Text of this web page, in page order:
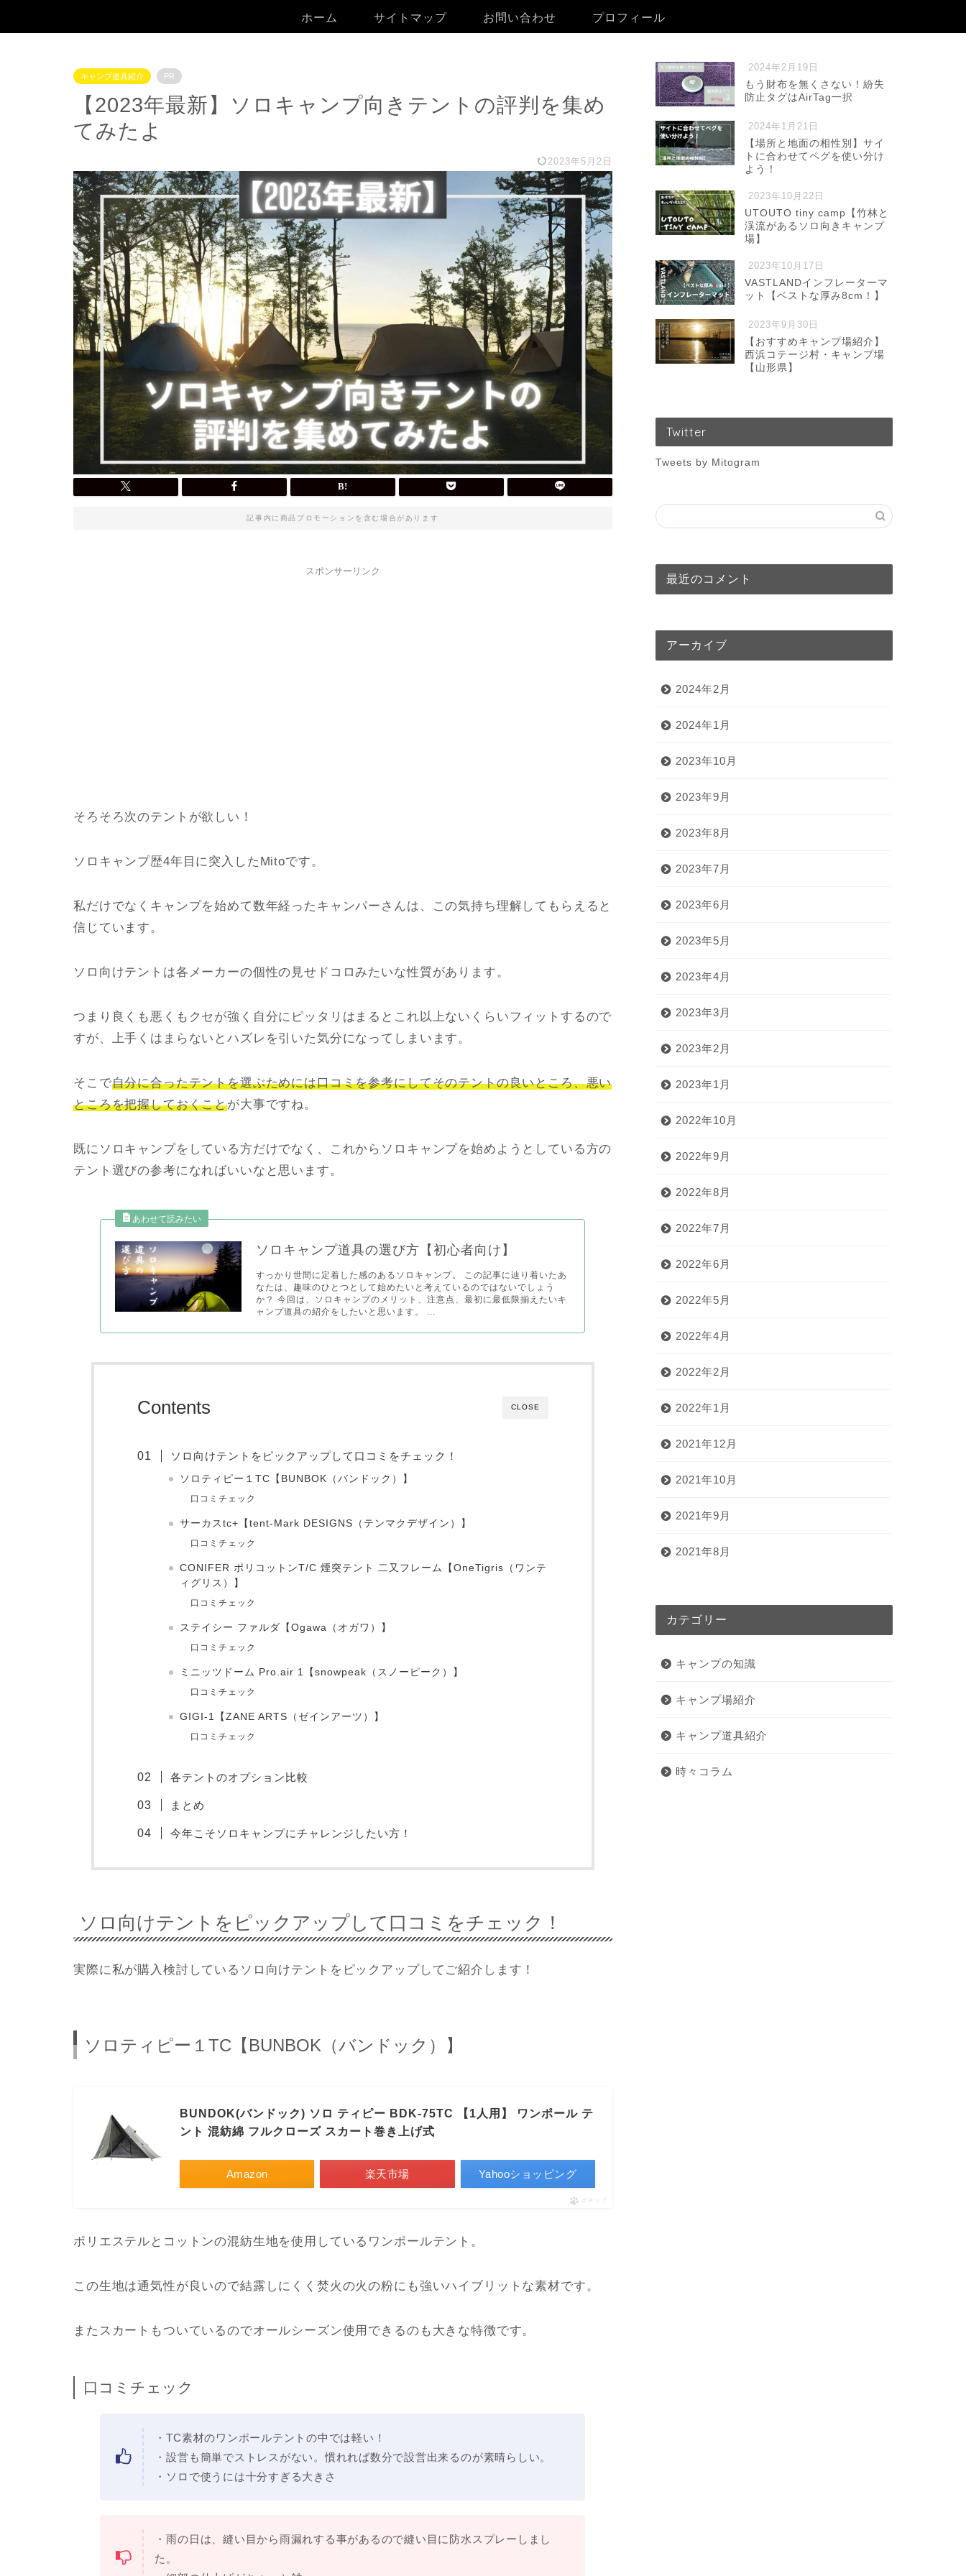
ホーム サイトマップ お問い合わせ プロフィール
キャンプ道具紹介 PR
【2023年最新】ソロキャンプ向きテントの評判を集め
てみたよ
2023年5月2日
記事内に商品プロモーションを含む場合があります
スポンサーリンク
そろそろ次のテントが欲しい！
ソロキャンプ歴4年目に突入したMitoです。
私だけでなくキャンプを始めて数年経ったキャンパーさんは、この気持ち理解してもらえると
信じています。
ソロ向けテントは各メーカーの個性の見せドコロみたいな性質があります。
つまり良くも悪くもクセが強く自分にピッタリはまるとこれ以上ないくらいフィットするので
すが、上手くはまらないとハズレを引いた気分になってしまいます。
そこで自分に合ったテントを選ぶためには口コミを参考にしてそのテントの良いところ、悪い
ところを把握しておくことが大事ですね。
既にソロキャンプをしている方だけでなく、これからソロキャンプを始めようとしている方の
テント選びの参考になればいいなと思います。
ソロキャンプ道具の選び方【初心者向け】
すっかり世間に定着した感のあるソロキャンプ。 この記事に辿り着いたあ
なたは、趣味のひとつとして始めたいと考えているのではないでしょう
か？ 今回は、ソロキャンプのメリット、注意点、最初に最低限揃えたいキ
ャンプ道具の紹介をしたいと思います。 ...
CLOSE
Contents
ソロ向けテントをピックアップして口コミをチェック！
ソロティピー１TC【BUNBOK（バンドック）】
口コミチェック
サーカスtc+【tent-Mark DESIGNS（テンマクデザイン）】
口コミチェック
CONIFER ポリコットンT/C 煙突テント 二又フレーム【OneTigris（ワンテ
ィグリス）】
口コミチェック
ステイシー ファルダ【Ogawa（オガワ）】
口コミチェック
ミニッツドーム Pro.air 1【snowpeak（スノーピーク）】
口コミチェック
GIGI-1【ZANE ARTS（ゼインアーツ）】
口コミチェック
各テントのオプション比較
まとめ
今年こそソロキャンプにチャレンジしたい方！
ソロ向けテントをピックアップして口コミをチェック！
実際に私が購入検討しているソロ向けテントをピックアップしてご紹介します！
ソロティピー１TC【BUNBOK（バンドック）】
BUNDOK(バンドック) ソロ ティピー BDK-75TC 【1人用】 ワンポール テ
ント 混紡綿 フルクローズ スカート巻き上げ式
Amazon 楽天市場 Yahooショッピング
ポチップ
ポリエステルとコットンの混紡生地を使用しているワンポールテント。
この生地は通気性が良いので結露しにくく焚火の火の粉にも強いハイブリットな素材です。
またスカートもついているのでオールシーズン使用できるのも大きな特徴です。
口コミチェック
・TC素材のワンポールテントの中では軽い！
・設営も簡単でストレスがない。慣れれば数分で設営出来るのが素晴らしい。
・ソロで使うには十分すぎる大きさ
・雨の日は、縫い目から雨漏れする事があるので縫い目に防水スプレーしまし
た。
2024年2月19日
もう財布を無くさない！紛失
防止タグはAirTag一択
2024年1月21日
【場所と地面の相性別】サイ
トに合わせてペグを使い分け
よう！
2023年10月22日
UTOUTO tiny camp【竹林と
渓流があるソロ向きキャンプ
場】
2023年10月17日
VASTLANDインフレーターマ
ット【ベストな厚み8cm！】
2023年9月30日
【おすすめキャンプ場紹介】
西浜コテージ村・キャンプ場
【山形県】
Twitter
Tweets by Mitogram
最近のコメント
アーカイブ
2024年2月
2024年1月
2023年10月
2023年9月
2023年8月
2023年7月
2023年6月
2023年5月
2023年4月
2023年3月
2023年2月
2023年1月
2022年10月
2022年9月
2022年8月
2022年7月
2022年6月
2022年5月
2022年4月
2022年2月
2022年1月
2021年12月
2021年10月
2021年9月
2021年8月
カテゴリー
キャンプの知識
キャンプ場紹介
キャンプ道具紹介
時々コラム